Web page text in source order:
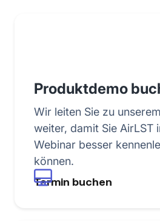
Produktdemo
Wir leiten Sie zu
weiter, damit Sie AirLST
Webinar besser
können.
Termin buchen